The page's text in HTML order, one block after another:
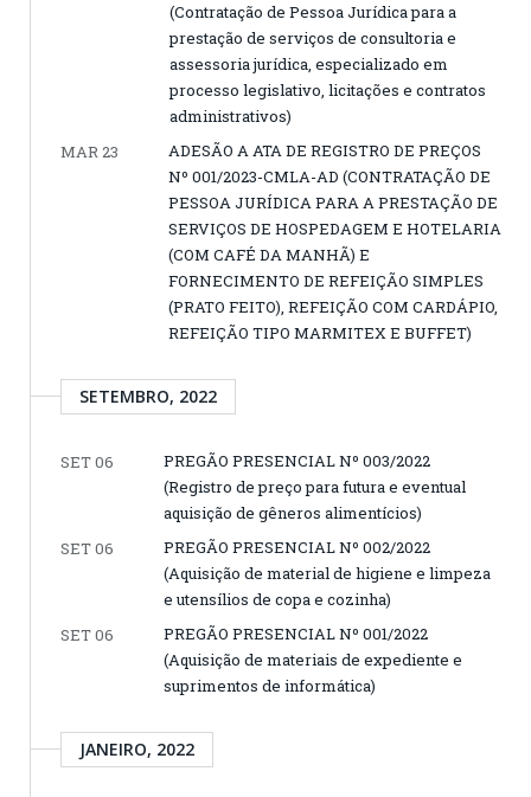
(Contratação de Pessoa Jurídica para a
prestação de serviços de consultoria e
assessoria jurídica, especializado em
processo legislativo, licitações e contratos
administrativos)
MAR 23
ADESÃO A ATA DE REGISTRO DE PREÇOS
Nº 001/2023-CMLA-AD (CONTRATAÇÃO DE
PESSOA JURÍDICA PARA A PRESTAÇÃO DE
SERVIÇOS DE HOSPEDAGEM E HOTELARIA
(COM CAFÉ DA MANHÃ) E
FORNECIMENTO DE REFEIÇÃO SIMPLES
(PRATO FEITO), REFEIÇÃO COM CARDÁPIO,
REFEIÇÃO TIPO MARMITEX E BUFFET)
SETEMBRO, 2022
SET 06
PREGÃO PRESENCIAL Nº 003/2022
(Registro de preço para futura e eventual
aquisição de gêneros alimentícios)
SET 06
PREGÃO PRESENCIAL Nº 002/2022
(Aquisição de material de higiene e limpeza
e utensílios de copa e cozinha)
SET 06
PREGÃO PRESENCIAL Nº 001/2022
(Aquisição de materiais de expediente e
suprimentos de informática)
JANEIRO, 2022